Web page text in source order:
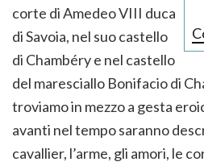
corte di Amedeo VIII duca
di Savoia, nel suo castello
di Chambéry e nel castello
del maresciallo Bonifacio di
troviamo in mezzo a gesta
avanti nel tempo saranno
cavallier, l’arme, gli amori, le